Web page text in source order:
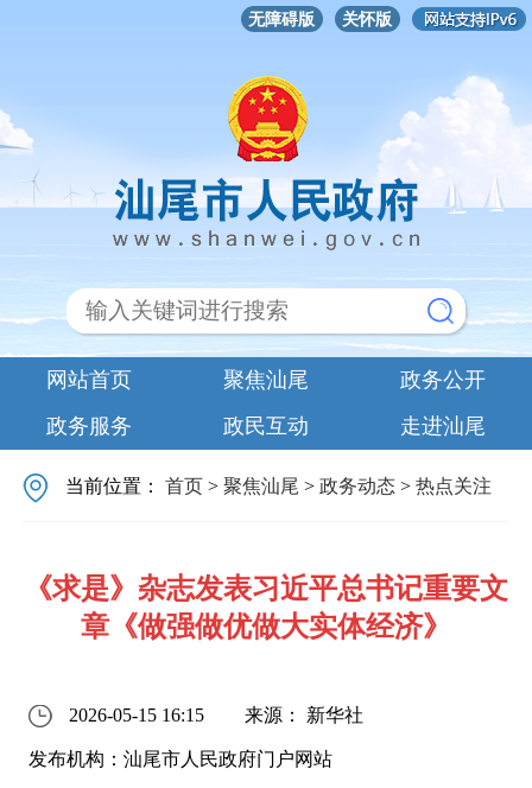
无障碍版 关怀版
网站首页 聚焦汕尾
政务公开
政务服务
政民互动 走进汕尾
当前位置：首页 >聚焦汕尾 >政务动态 >热点关注
《求是》杂志发表习近平总书记重要文
章《做强做优做大实体经济》
2026-05-15 16:15 来源： 新华社
发布机构：汕尾市人民政府门户网站